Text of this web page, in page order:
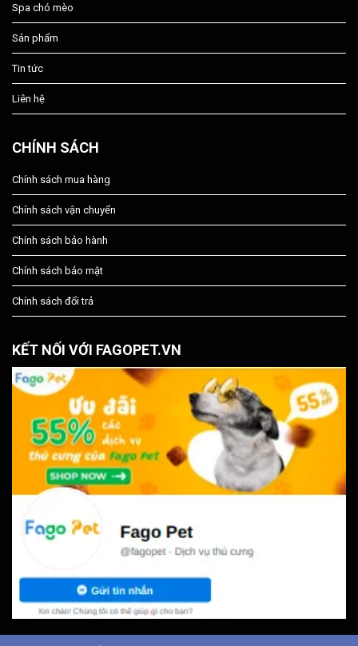
Spa chó mèo
Sản phẩm
Tin tức
Liên hệ
CHÍNH SÁCH
Chính sách mua hàng
Chính sách vận chuyển
Chính sách bảo hành
Chính sách bảo mật
Chính sách đổi trả
KẾT NỐI VỚI FAGOPET.VN